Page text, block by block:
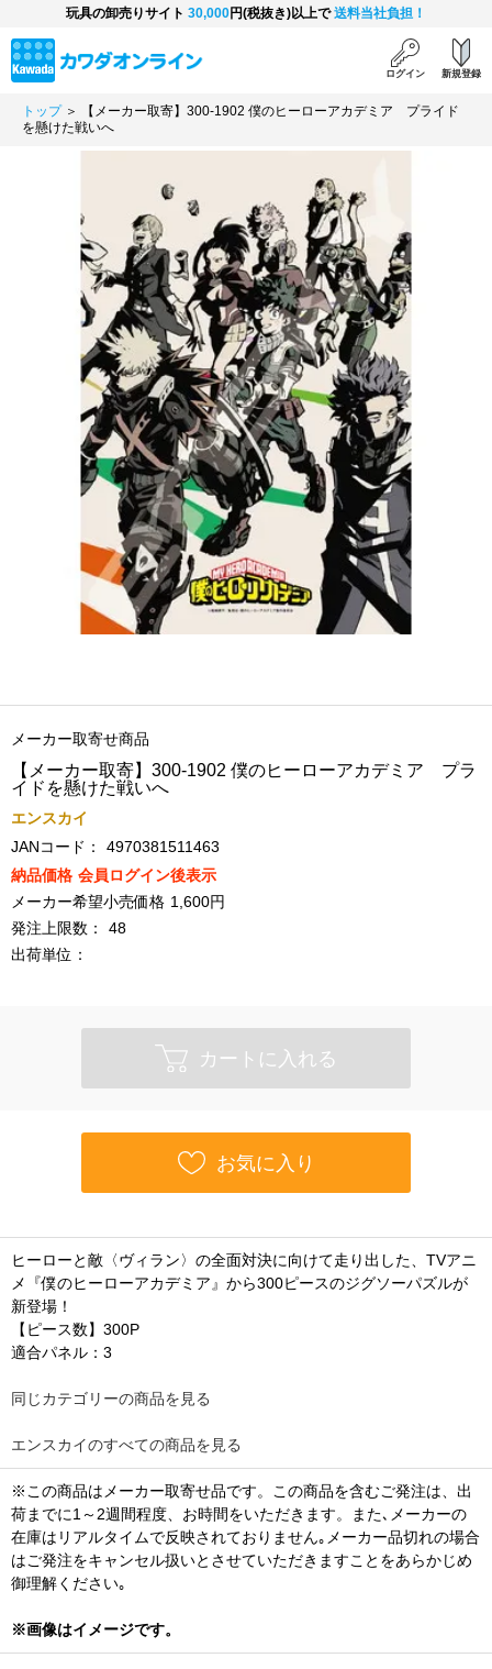
玩具の卸売りサイト 30,000円(税抜き)以上で送料当社負担！
ログイン 新規登録
トップ＞ 【メーカー取寄】300-1902 僕のヒーローアカデミア プライド
を懸けた戦いへ
メーカー取寄せ商品
【メーカー取寄】300-1902 僕のヒーローアカデミア プラ
イドを懸けた戦いへ
エンスカイ
JANコード：
4970381511463
納品価格 会員ログイン後表示
メーカー希望小売価格 1,600円
発注上限数：
48
出荷単位：
カートに入れる
お気に入り
ヒーローと敵〈ヴィラン〉の全面対決に向けて走り出した、TVアニ
メ『僕のヒーローアカデミア』から300ピースのジグソーパズルが
新登場！
【ピース数】300P
適合パネル：3
同じカテゴリーの商品を見る
エンスカイのすべての商品を見る
※この商品はメーカー取寄せ品です。この商品を含むご発注は、出
荷までに1～2週間程度、お時間をいただきます。また､メーカーの
在庫はリアルタイムで反映されておりません｡メーカー品切れの場合
はご発注をキャンセル扱いとさせていただきますことをあらかじめ
御理解ください｡
※画像はイメージです。